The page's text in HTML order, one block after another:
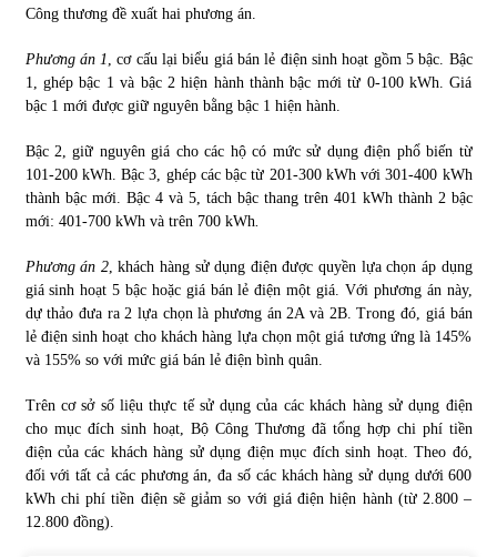
Phân tích giá tiền điện tử sau ngày thị trường lập kỷ lục
09/11/2021
13/10/2021
Top 10 xe bán chạy nhất tháng 9/2021
Công thương đề xuất hai phương án.
Phương án 1 , cơ cấu lại biểu giá bán lẻ điện sinh hoạt gồm 5 bậc. Bậc
1, ghép bậc 1 và bậc 2 hiện hành thành bậc mới từ 0-100 kWh. Giá
bậc 1 mới được giữ nguyên bằng bậc 1 hiện hành.
Bậc 2, giữ nguyên giá cho các hộ có mức sử dụng điện phổ biến từ
101-200 kWh. Bậc 3, ghép các bậc từ 201-300 kWh với 301-400 kWh
thành bậc mới. Bậc 4 và 5, tách bậc thang trên 401 kWh thành 2 bậc
mới: 401-700 kWh và trên 700 kWh
Phương án 2, khách hàng sử dụng điện được quyền lựa chọn áp dụng
giá sinh hoạt 5 bậc hoặc giá bán lẻ điện một giá. Với phương án này,
dự thảo đưa ra 2 lựa chọn là phương án 2A và 2B. Trong đó, giá bán
lẻ điện sinh hoạt cho khách hàng lựa chọn một giá tương ứng là 145%
và 155% so với mức giá bán lẻ điện bình quân.
Trên cơ sở số liệu thực tế sử dụng của các khách hàng sử dụng điện
cho mục đích sinh hoạt, Bộ Công Thương đã tổng hợp chi phí tiền
điện của các khách hàng sử dụng điện mục đích sinh hoạt. Theo đó,
đối với tất cả các phương án, đa số các khách hàng sử dụng dưới 600
kWh chi phí tiền điện sẽ giảm so với giá điện hiện hành (từ 2.800 –
12.800 đồng).